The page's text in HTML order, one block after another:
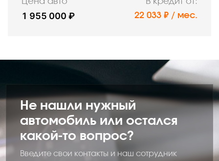
1 955 000 ₽
22 033 ₽ / мес.
Не нашли нужный
автомобиль или остался
какой-то вопрос?
Введите свои контакты и наш сотрудник